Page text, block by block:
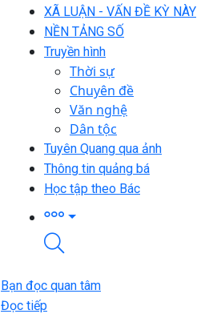
XÃ LUẬN - VẤN ĐỀ KỲ NÀY
NỀN TẢNG SỐ
Truyền hình
Thời sự
Chuyên đề
Văn nghệ
Dân tộc
Tuyên Quang qua ảnh
Thông tin quảng bá
Học tập theo Bác
Bạn đọc quan tâm
Đọc tiếp